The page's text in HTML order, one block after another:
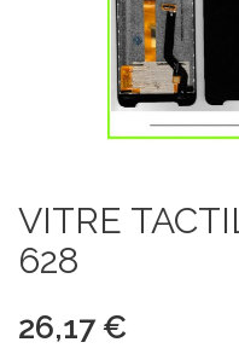
VITRE
628
26,17 €